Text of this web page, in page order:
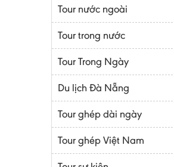
Bắc Giang
Bắc Ninh
Bến Tre
Cà mau
Cao Bằng
Daknông
Đồng Nai
Đồng Tháp
Tour nước ngoài
Tour trong nước
Tour Trong Ngày
Du lịch Đà Nẵng
Tour ghép dài ngày
Tour ghép Việt Nam